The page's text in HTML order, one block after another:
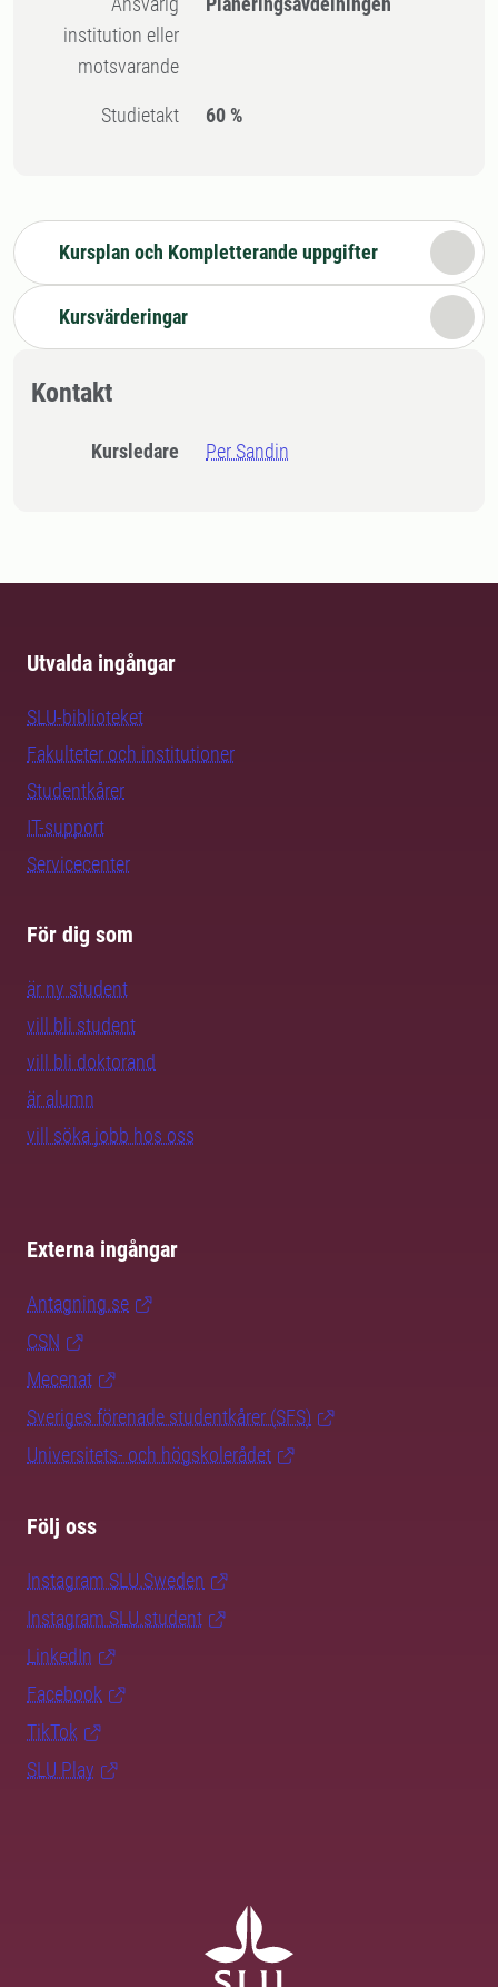
institution eller
motsvarande
Studietakt 60 %
Kursplan och Kompletterande uppgifter
Kursvärderingar
Kontakt
Kursledare Per Sandin
Utvalda ingångar
SLU-biblioteket
Fakulteter och institutioner
Studentkårer
IT-support
Servicecenter
För dig som
är ny student
vill bli student
vill bli doktorand
är alumn
vill söka jobb hos oss
Externa ingångar
Antagning.se
CSN
Mecenat
Sveriges förenade studentkårer (SFS)
Universitets- och högskolerådet
Följ oss
Instagram SLU.Sweden
Instagram SLU.student
LinkedIn
Facebook
TikTok
SLU Play